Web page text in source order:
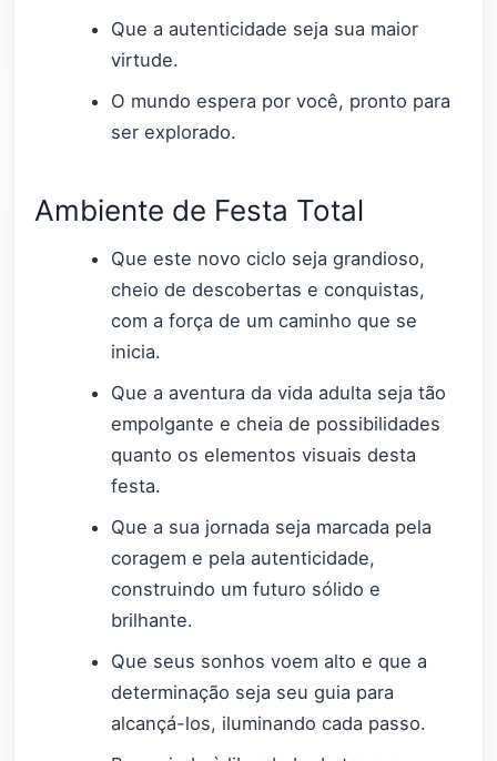
Que a autenticidade seja sua maior
virtude.
O mundo espera por você, pronto para
ser explorado.
Ambiente de Festa Total
Que este novo ciclo seja grandioso,
cheio de descobertas e conquistas,
com a força de um caminho que se
inicia.
Que a aventura da vida adulta seja tão
empolgante e cheia de possibilidades
quanto os elementos visuais desta
festa.
Que a sua jornada seja marcada pela
coragem e pela autenticidade,
construindo um futuro sólido e
brilhante.
Que seus sonhos voem alto e que a
determinação seja seu guia para
alcançá-los, iluminando cada passo.